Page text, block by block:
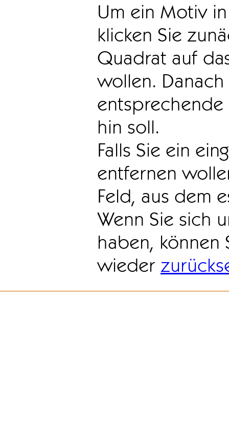
Um ein Motiv
klicken Sie
Quadrat auf
wollen.
hin soll.
Falls Sie ein
entfernen
Feld, aus dem
Wenn Sie sich
haben, können
wieder